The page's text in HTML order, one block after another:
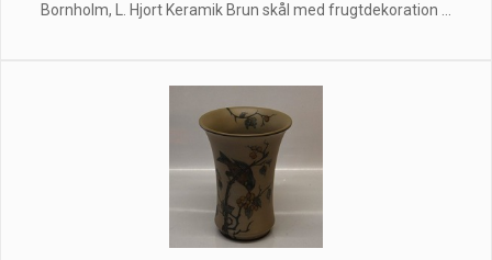
Bornholm, L. Hjort Keramik Brun skål med frugtdekoration ...